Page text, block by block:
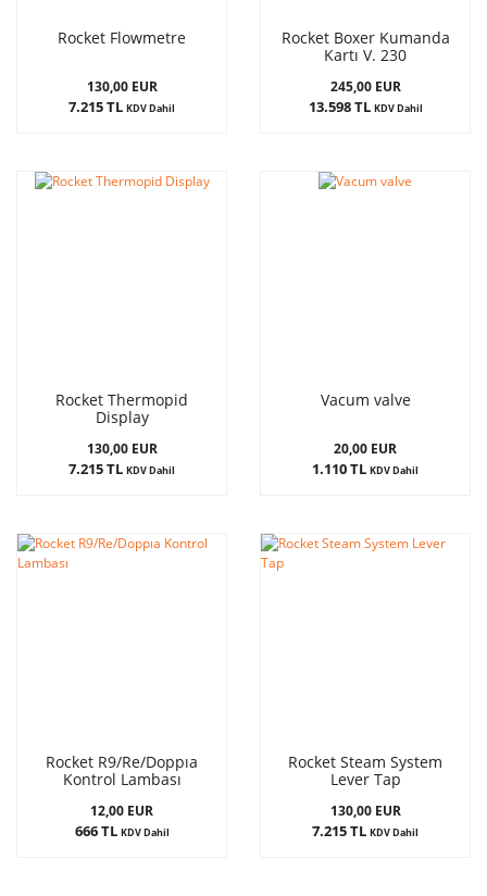
Rocket Flowmetre
130,00 EUR
7.215 TL KDV Dahil
Rocket Boxer Kumanda
Kartı V. 230
245,00 EUR
13.598 TL KDV Dahil
Rocket Thermopid
Display
130,00 EUR
7.215 TL KDV Dahil
Vacum valve
20,00 EUR
1.110 TL KDV Dahil
Rocket R9/Re/Doppıa
Kontrol Lambası
12,00 EUR
666 TL KDV Dahil
Rocket Steam System
Lever Tap
130,00 EUR
7.215 TL KDV Dahil